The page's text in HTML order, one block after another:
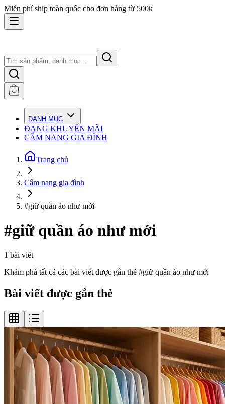
Miễn phí ship toàn quốc cho đơn hàng từ 500k
DANH MỤC
ĐANG KHUYẾN MÃI
CẨM NANG GIA ĐÌNH
Trang chủ
Cẩm nang gia đình
#giữ quần áo như mới
#giữ quần áo như mới
1 bài viết
Khám phá tất cả các bài viết được gắn thẻ #giữ quần áo như mới
Bài viết được gắn thẻ